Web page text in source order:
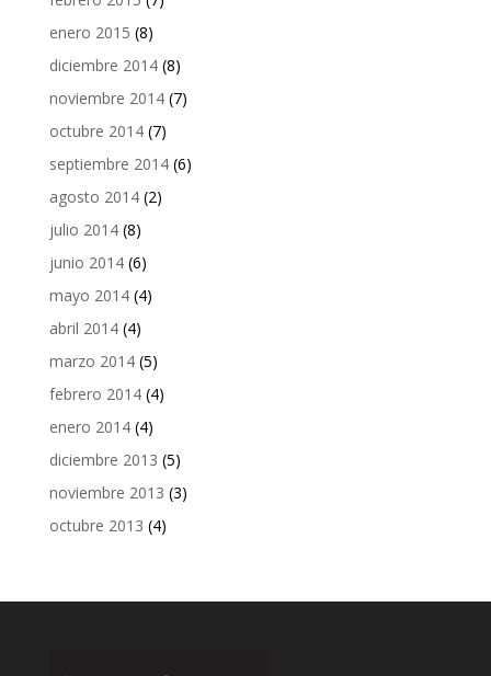
enero 2015 (8)
diciembre 2014(8)
noviembre 2014(7)
octubre 2014(7)
septiembre 2014(6)
agosto 2014(2)
julio 2014(8)
junio 2014(6)
mayo 2014(4)
abril 2014(4)
marzo 2014(5)
febrero 2014(4)
enero 2014(4)
diciembre 2013 (5)
noviembre 2013 (3)
octubre 2013 (4)